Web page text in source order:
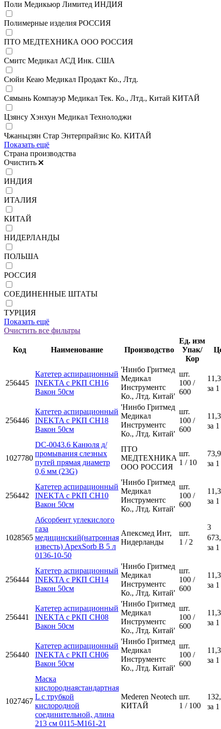
Поли Медикьюр Лимитед ИНДИЯ
Полимерные изделия РОССИЯ
ПТО МЕДТЕХНИКА ООО РОССИЯ
Смитс Медикал АСД Инк. США
Сюйи Кеаю Медикал Продакт Ко., Лтд.
Сямынь Компауэр Медикал Тек. Ко., Лтд., Китай КИТАЙ
Цзянсу Хэнхун Медикал Технолоджи
Чжаньцзян Стар Энтерпрайзис Ко. КИТАЙ
Показать ещё
Страна производства
Очистить
ИНДИЯ
ИТАЛИЯ
КИТАЙ
НИДЕРЛАНДЫ
ПОЛЬША
РОССИЯ
СОЕДИНЕННЫЕ ШТАТЫ
ТУРЦИЯ
Показать ещё
Очистить все фильтры
Код Наименование Производство
Ед. изм
Упак/
Кор
256445
Катетер аспирационный
INEKTA с РКП CH16
Вакон 50см
'Нинбо Гритмед
Медикал
Инструментс
Ко., Лтд. Китай'
шт.
100 /
600
за
256446
Катетер аспирационный
INEKTA с РКП CH18
Вакон 50см
'Нинбо Гритмед
Медикал
Инструментс
Ко., Лтд. Китай'
шт.
100 /
600
за
1027780
DC-0043.6 Канюля д/
промывания слезных
путей прямая диаметр
0,6 мм (23G)
ПТО
МЕДТЕХНИКА
ООО РОССИЯ
шт.
1 / 10
за
256442
Катетер аспирационный
INEKTA с РКП CH10
Вакон 50см
'Нинбо Гритмед
Медикал
Инструментс
Ко., Лтд. Китай'
шт.
100 /
600
за
1028565
Абсорбент углекислого
газа
медицинский(натронная
известь) ApexSorb B 5 л
0136-10-50
Апексмед Инт,
Нидерланды
шт.
1 / 2
3
за
256444
Катетер аспирационный
INEKTA с РКП CH14
Вакон 50см
'Нинбо Гритмед
Медикал
Инструментс
Ко., Лтд. Китай'
шт.
100 /
600
за
256441
Катетер аспирационный
INEKTA с РКП CH08
Вакон 50см
'Нинбо Гритмед
Медикал
Инструментс
Ко., Лтд. Китай'
шт.
100 /
600
за
256440
Катетер аспирационный
INEKTA с РКП CH06
Вакон 50см
'Нинбо Гритмед
Медикал
Инструментс
Ко., Лтд. Китай'
шт.
100 /
600
за
1027467
Маска
кислороднаястандартная
L с трубкой
кислородной
соединительной, длина
213 см 0115-М161-21
Mederen Neotech
КИТАЙ
шт.
1 / 100
за